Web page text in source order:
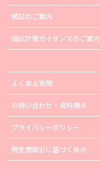
模試のご案内
国試対策ガイダンスのご案内
よくある質問
お問い合わせ・資料請求
プライバシーポリシー
特定商取引に基づく表示